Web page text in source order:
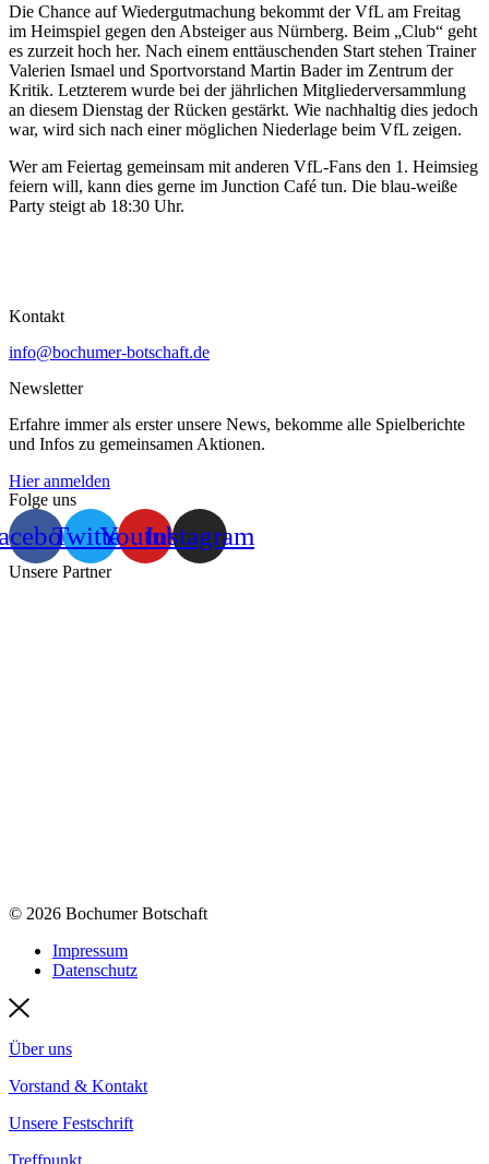
Die Chance auf Wiedergutmachung bekommt der VfL am Freitag
im Heimspiel gegen den Absteiger aus Nürnberg. Beim „Club“ geht
es zurzeit hoch her. Nach einem enttäuschenden Start stehen Trainer
Valerien Ismael und Sportvorstand Martin Bader im Zentrum der
Kritik. Letzterem wurde bei der jährlichen Mitgliederversammlung
an diesem Dienstag der Rücken gestärkt. Wie nachhaltig dies jedoch
war, wird sich nach einer möglichen Niederlage beim VfL zeigen.
Wer am Feiertag gemeinsam mit anderen VfL-Fans den 1. Heimsieg
feiern will, kann dies gerne im Junction Café tun. Die blau-weiße
Party steigt ab 18:30 Uhr.
Kontakt
info@bochumer-botschaft.de
Newsletter
Erfahre immer als erster unsere News, bekomme alle Spielberichte
und Infos zu gemeinsamen Aktionen.
Hier anmelden
Folge uns
TwitterYoutubeInstagram
Unsere Partner
© 2026 Bochumer Botschaft
Impressum
Datenschutz
Über uns
Vorstand & Kontakt
Unsere Festschrift
Treffpunkt